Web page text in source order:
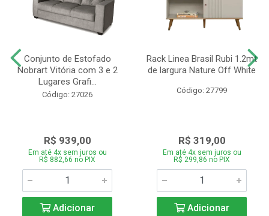
Conjunto de Estofado
Nobrart Vitória com 3 e 2
Lugares Grafi...
Código: 27026
R$ 939,00
Em até 4x sem juros ou
R$ 882,66 no PIX
Adicionar
Rack Linea Brasil Rubi 1.2mt
de largura Nature Off White
Código: 27799
R$ 319,00
Em até 4x sem juros ou
R$ 299,86 no PIX
Adicionar